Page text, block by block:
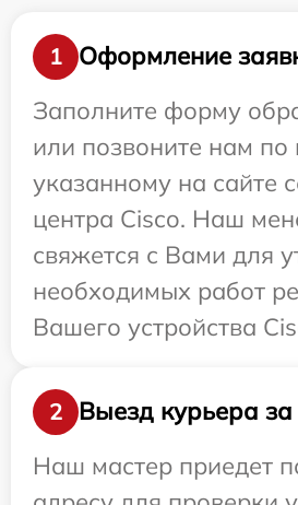
1
Оформление
Заполните форму
или позвоните нам по
указанному на сайте
центра Cisco. Наш
свяжется с Вами для
необходимых работ
Вашего устройства
2
Выезд курьера
Наш мастер приедет